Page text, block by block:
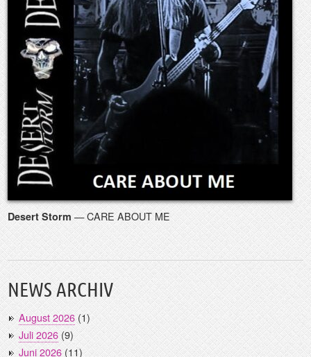
Desert Storm— CARE ABOUT ME
NEWS ARCHIV
August 2026(1)
Juli 2026(9)
Juni 2026(11)